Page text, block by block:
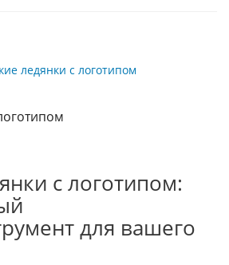
с логотипом:
для вашего